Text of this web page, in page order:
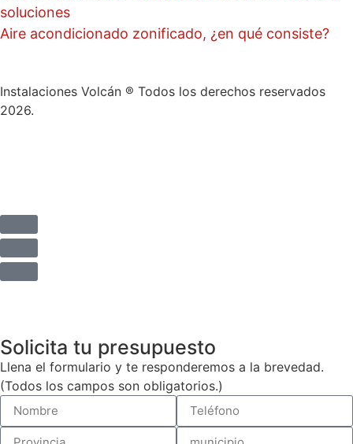
soluciones
Aire acondicionado zonificado, ¿en qué consiste?
Instalaciones Volcán ® Todos los derechos reservados
2026.
Solicita tu presupuesto
Llena el formulario y te responderemos a la brevedad.
(Todos los campos son obligatorios.)